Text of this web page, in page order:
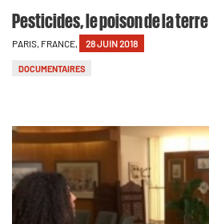
Pesticides, le poison de la terre
PARIS, FRANCE, 28 JUIN 2018
DOCUMENTAIRES